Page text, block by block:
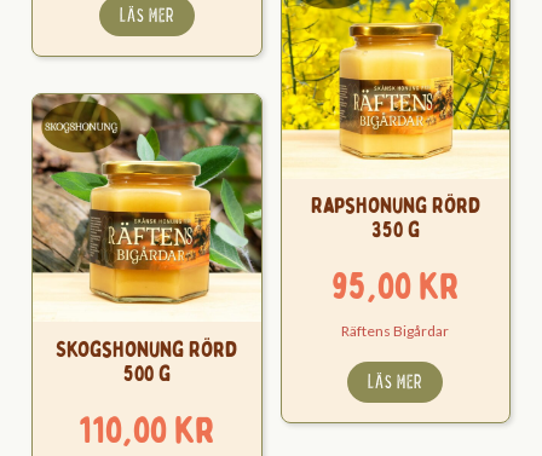
LÄS MER
Rapshonung Rörd
350 g
95,00kr
Räftens Bigårdar
LÄS MER
Skogshonung Rörd
500 g
110,00kr